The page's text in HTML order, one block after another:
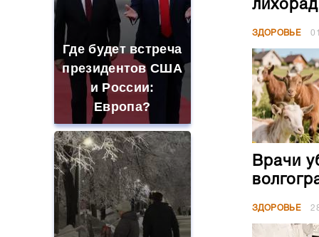
Где будет встреча
президентов США
и России:
Европа?
ЗДОРОВЬЕ
Врачи
ЗДОРОВЬЕ